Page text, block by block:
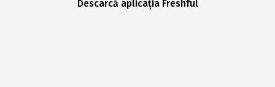
Descarcă aplicația Freshful